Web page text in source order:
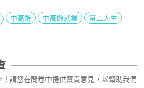
中高齡 中高齡就業 第二人生
請您在問卷中提供寶貴意見，以幫助我們